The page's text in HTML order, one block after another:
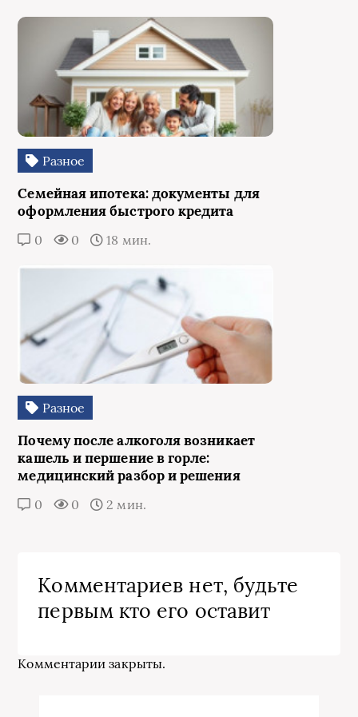
Разное
Семейная ипотека: документы для
оформления быстрого кредита
0 0 18 мин.
Разное
Почему после алкоголя возникает
кашель и першение в горле:
медицинский разбор и решения
0 0 2 мин.
Комментариев нет, будьте
первым кто его оставит
Комментарии закрыты.